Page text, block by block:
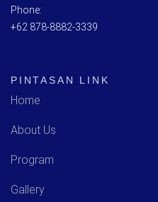
Phone:
+62 878-8882-3339
PINTASAN LINK
Home
About Us
Program
Gallery